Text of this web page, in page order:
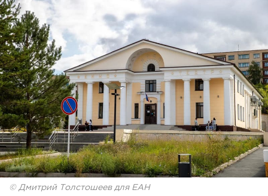
© Дмитрий Толстошеев для ЕАН